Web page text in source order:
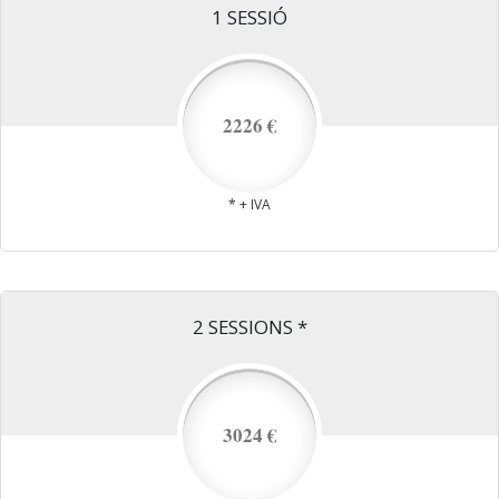
1 SESSIÓ
2226 €
* + IVA
2 SESSIONS *
3024 €